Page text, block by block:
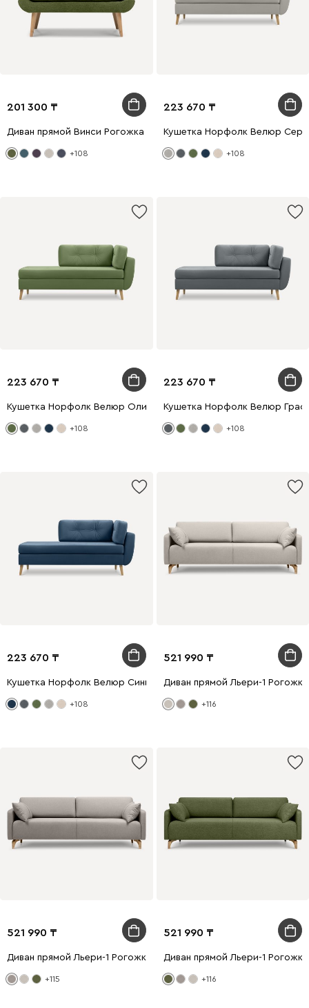
201 300
Диван прямой Винси Рогожка Оливковый
+108
223 670
Кушетка Норфолк Велюр
+108
223 670
Кушетка Норфолк Велюр Оливковый
+108
223 670
Кушетка Норфолк Велюр
+108
223 670
Кушетка Норфолк Велюр Синий
+108
521 990
Диван прямой Льери-1
+116
521 990
Диван прямой Льери-1 Рогожка Латте
+115
521 990
Диван прямой Льери-1
+116